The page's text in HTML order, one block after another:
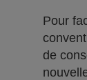
Pour
de